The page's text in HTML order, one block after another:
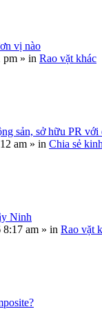
vị nào
pm » in Rao vặt khác
sản, sở hữu PR
am » in Chia sẻ
Ninh
8:17 am » in Rao vặt